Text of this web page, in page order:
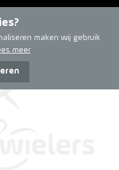
maken wij gebruik
meer